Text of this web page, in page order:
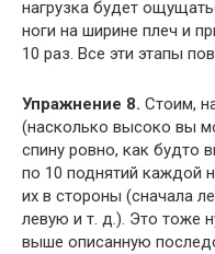
нагрузка будет
ноги на ширине плеч и
10 раз. Все эти этапы
Упражнение 8. Стоим,
(насколько высоко вы
спину ровно, как будто
по 10 поднятий каждой
их в стороны (сначала
левую и т. д.). Это тоже
выше описанную